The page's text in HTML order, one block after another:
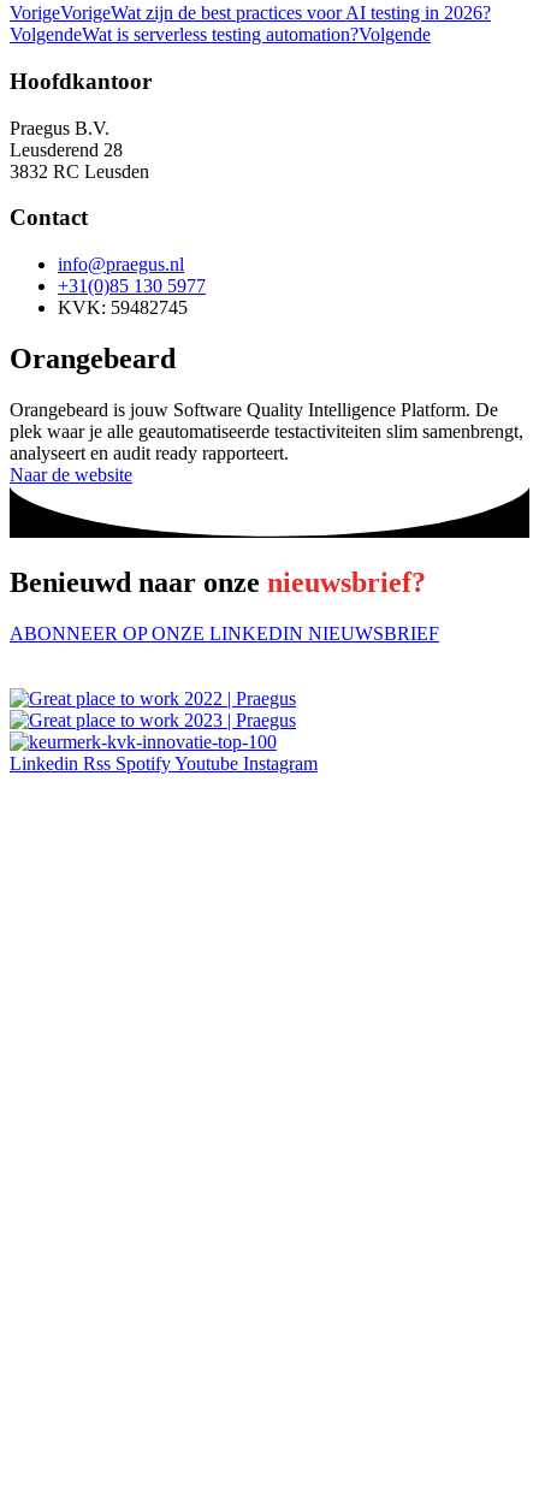
VorigeVorigeWat zijn de best practices voor AI testing in 2026?
VolgendeWat is serverless testing automation?Volgende
Hoofdkantoor
Praegus B.V.
Leusderend 28
3832 RC Leusden
Contact
info@praegus.nl
+31(0)85 130 5977
KVK: 59482745
Orangebeard
Orangebeard is jouw Software Quality Intelligence Platform. De
plek waar je alle geautomatiseerde testactiviteiten slim samenbrengt,
analyseert en audit ready rapporteert.
Naar de website
Benieuwd naar onze nieuwsbrief?
ABONNEER OP ONZE LINKEDIN NIEUWSBRIEF
Linkedin Rss SpotifyYoutube Instagram